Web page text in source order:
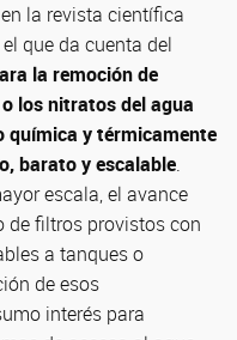
la revista científica
el que da cuenta del
la remoción de
los nitratos del agua
y térmicamente
barato y escalable.
escala, el avance
de filtros provistos con
a tanques o
de esos
interés para